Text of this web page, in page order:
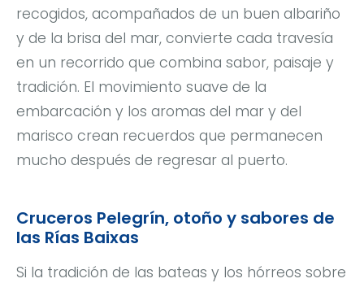
recogidos, acompañados de un buen albariño
y de la brisa del mar, convierte cada travesía
en un recorrido que combina sabor, paisaje y
tradición. El movimiento suave de la
embarcación y los aromas del mar y del
marisco crean recuerdos que permanecen
mucho después de regresar al puerto.
Cruceros Pelegrín, otoño y sabores de
las Rías Baixas
Si la tradición de las bateas y los hórreos sobre